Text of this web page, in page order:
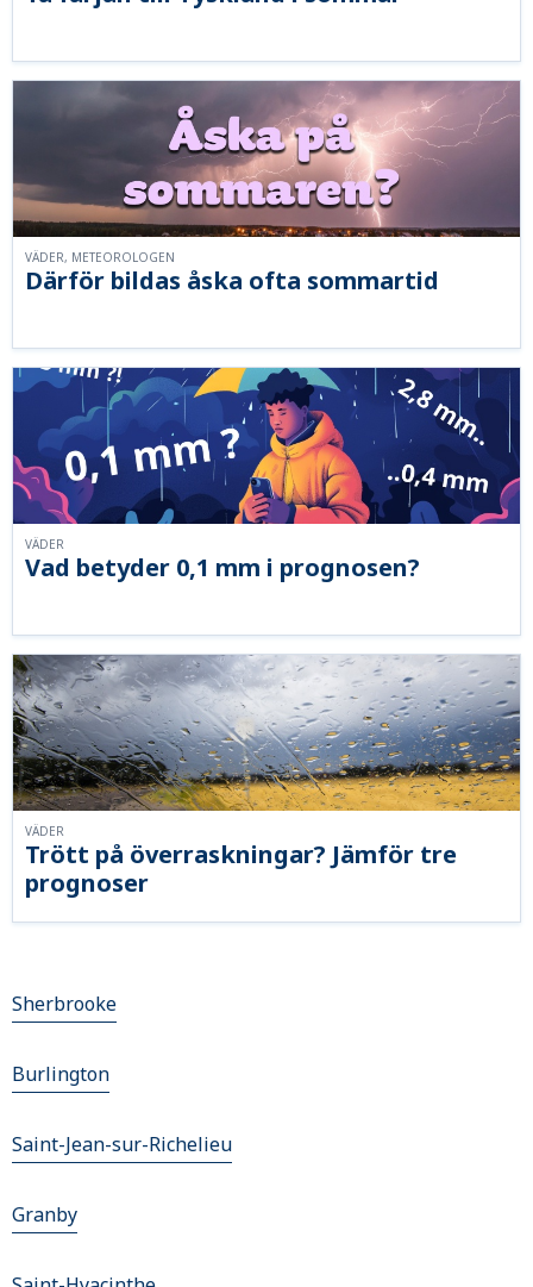
Därför bildas åska ofta sommartid
VÄDER, METEOROLOGEN
Vad betyder 0,1 mm i prognosen?
VÄDER
Trött på överraskningar? Jämför tre
prognoser
VÄDER
Sherbrooke
Burlington
Saint-Jean-sur-Richelieu
Granby